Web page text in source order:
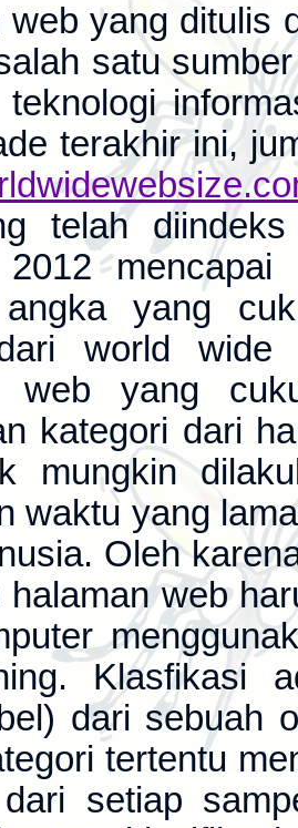
web yang ditulis
satu
teknologi
terakhir ini,
telah
2012
yang
world wide
web yang
kategori dari
mungkin
waktu yang
Oleh
halaman web
Klasfikasi
dari sebuah
tertentu
setiap